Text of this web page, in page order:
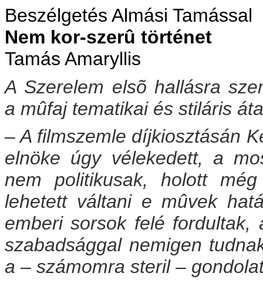
Beszélgetés Almási Tamással
Nem kor-szerû történet
Tamás Amaryllis
A Szerelem elsõ hallásra
a mûfaj tematikai és stiláris
– A filmszemle díjkiosztásán
elnöke úgy vélekedett, a
nem politikusak, holott
lehetett váltani e mûvek
emberi sorsok felé fordultak,
szabadsággal nemigen
a – számomra steril –